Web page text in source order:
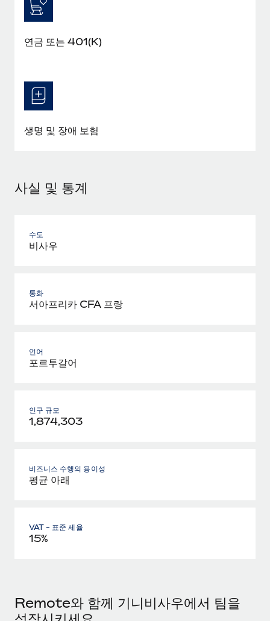
비디오 콘텐츠를 활용한 마케팅이 계속해서 인기를 끌면서, 기업들
에게는 흥미롭고 전문적인 비디오 제작이 어느 때보다 중요해졌습
니다. 그러나 대부분의 회사들은 그렇게 높은 품질의...
연금 또는 401(K)
생명 및 장애 보험
사실 및 통계
수도
비사우
통화
서아프리카 CFA 프랑
언어
포르투갈어
인구 규모
1,874,303
비즈니스 수행의 용이성
평균 아래
VAT - 표준 세율
15%
Remote와 함께 기니비사우에서 팀을